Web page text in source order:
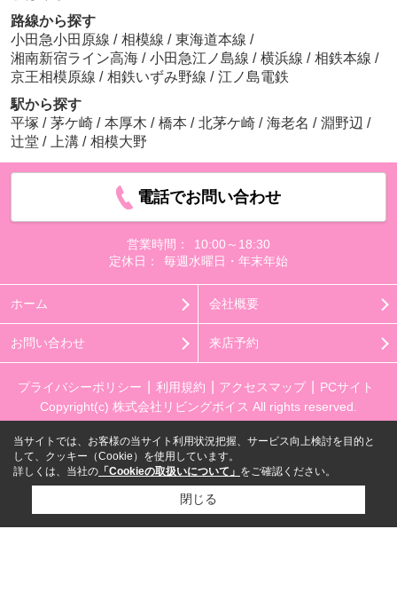
路線から探す
小田急小田原線 / 相模線 / 東海道本線 /
湘南新宿ライン高海 / 小田急江ノ島線 / 横浜線 / 相鉄本線 /
京王相模原線 / 相鉄いずみ野線 / 江ノ島電鉄
駅から探す
平塚 / 茅ケ崎 / 本厚木 / 橋本 / 北茅ケ崎 / 海老名 / 淵野辺 /
辻堂 / 上溝 / 相模大野
電話でお問い合わせ
営業時間：
10:00～18:30
定休日：
毎週水曜日・年末年始
ホーム 会社概要
お問い合わせ 来店予約
プライバシーポリシー 利用規約 アクセスマップ
PCサイト
Copyright(c) 株式会社リビングボイス All rights reserved.
当サイトでは、お客様の当サイト利用状況把握、サービス向上検討を目的と
して、クッキー（Cookie）を使用しています。
詳しくは、当社の 「Cookieの取扱いについて」 をご確認ください。
閉じる